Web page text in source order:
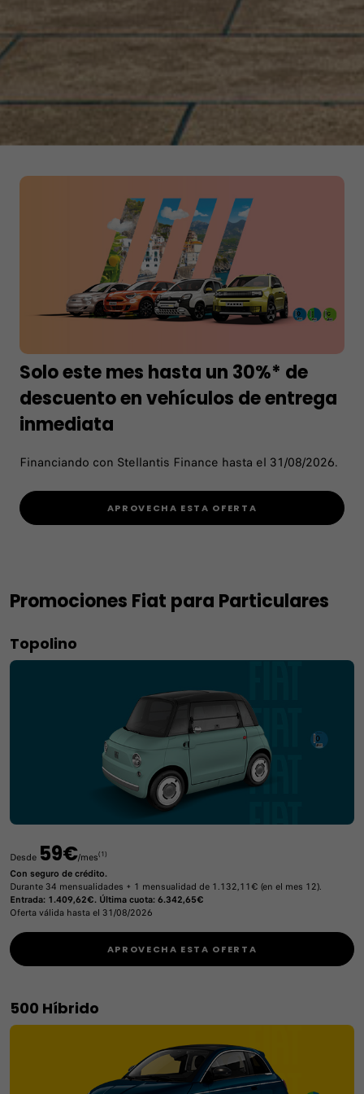
Solo este mes hasta un 30%* de
descuento en vehículos de entrega
inmediata
Financiando con Stellantis Finance hasta el 31/08/2026.
APROVECHA ESTA OFERTA
Promociones Fiat para Particulares
Topolino
Desde 59€/mes(1)
Con seguro de crédito.
Durante 34 mensualidades + 1 mensualidad de 1.132,11€ (en el mes 12).
Entrada: 1.409,62€. Última cuota: 6.342,65€
Oferta válida hasta el 31/08/2026
APROVECHA ESTA OFERTA
500 Híbrido